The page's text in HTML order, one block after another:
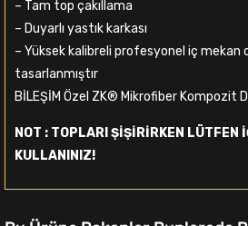
– Tam top çakıllama
– Duyarlı yastık karkası
– Yüksek kalibreli profesyonel iç mekan
tasarlanmıştır
BİLEŞİM Özel ZK® Mikrofiber Kompozit
NOT : TOPLARI ŞİŞİRİRKEN LÜTFEN
KULLANINIZ!